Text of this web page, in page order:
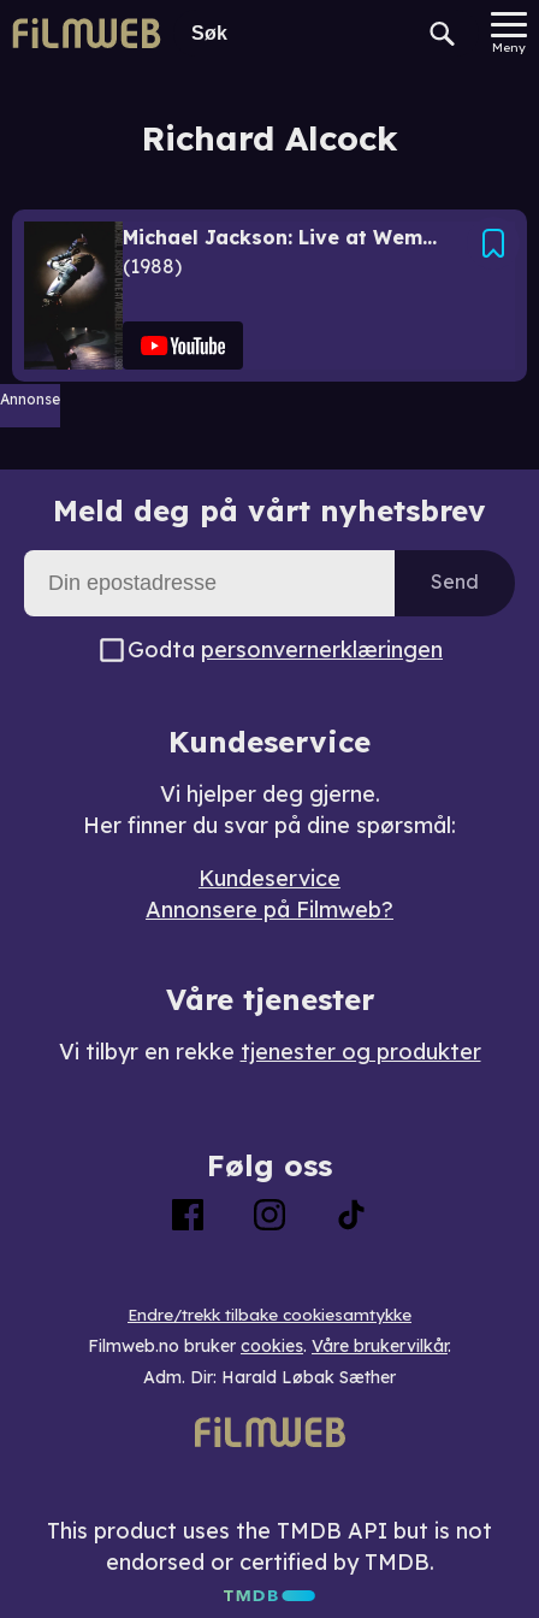
Meny
Richard Alcock
Michael Jackson: Live at Wembley July 16, 1988
1988
Annonse
Meld deg på vårt nyhetsbrev
Send
Godta personvernerklæringen
Kundeservice
Vi hjelper deg gjerne.
Her finner du svar på dine spørsmål:
Kundeservice
Annonsere på Filmweb?
Våre tjenester
Vi tilbyr en rekke tjenester og produkter
Følg oss
Endre/trekk tilbake cookiesamtykke
Filmweb.no bruker cookies. Våre brukervilkår.
Adm. Dir: Harald Løbak Sæther
This product uses the TMDB API but is not
endorsed or certified by TMDB.